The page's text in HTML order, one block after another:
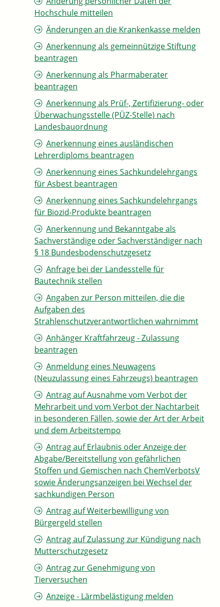
Hochschule mitteilen
Änderungen an die Krankenkasse melden
Anerkennung als gemeinnützige Stiftung
beantragen
Anerkennung als Pharmaberater
beantragen
Anerkennung als Prüf-, Zertifizierung- oder
Überwachungsstelle (PÜZ-Stelle) nach
Landesbauordnung
Anerkennung eines ausländischen
Lehrerdiploms beantragen
Anerkennung eines Sachkundelehrgangs
für Asbest beantragen
Anerkennung eines Sachkundelehrgangs
für Biozid-Produkte beantragen
Anerkennung und Bekanntgabe als
Sachverständige oder Sachverständiger nach
§ 18 Bundesbodenschutzgesetz
Anfrage bei der Landesstelle für
Bautechnik stellen
Angaben zur Person mitteilen, die die
Aufgaben des
Strahlenschutzverantwortlichen wahrnimmt
Anhänger Kraftfahrzeug - Zulassung
beantragen
Anmeldung eines Neuwagens
(Neuzulassung eines Fahrzeugs) beantragen
Antrag auf Ausnahme vom Verbot der
Mehrarbeit und vom Verbot der Nachtarbeit
in besonderen Fällen, sowie der Art der Arbeit
und dem Arbeitstempo
Antrag auf Erlaubnis oder Anzeige der
Abgabe/Bereitstellung von gefährlichen
Stoffen und Gemischen nach ChemVerbotsV
sowie Änderungsanzeigen bei Wechsel der
sachkundigen Person
Antrag auf Weiterbewilligung von
Bürgergeld stellen
Antrag auf Zulassung zur Kündigung nach
Mutterschutzgesetz
Antrag zur Genehmigung von
Tierversuchen
Anzeige - Lärmbelästigung melden